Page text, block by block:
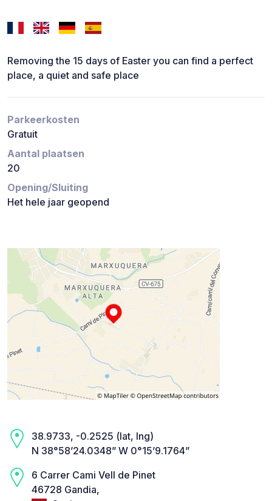
Removing the 15 days of Easter you can find a perfect
place, a quiet and safe place
Parkeerkosten
Gratuit
Aantal plaatsen
20
Opening/Sluiting
Het hele jaar geopend
38.9733, -0.2525 (lat, lng)
N 38°58’24.0348” W 0°15’9.1764”
6 Carrer Cami Vell de Pinet
46728 Gandia,